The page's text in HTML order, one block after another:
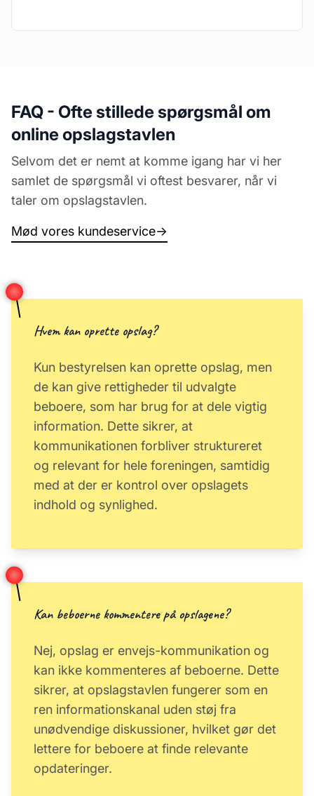
FAQ - Ofte stillede spørgsmål om
online opslagstavlen
Selvom det er nemt at komme igang har vi her
samlet de spørgsmål vi oftest besvarer, når vi
taler om opslagstavlen.
Mød vores kundeservice→
Hvem kan oprette opslag?
Kun bestyrelsen kan oprette opslag, men
de kan give rettigheder til udvalgte
beboere, som har brug for at dele vigtig
information. Dette sikrer, at
kommunikationen forbliver struktureret
og relevant for hele foreningen, samtidig
med at der er kontrol over opslagets
indhold og synlighed.
Kan beboerne kommentere på opslagene?
Nej, opslag er envejs-kommunikation og
kan ikke kommenteres af beboerne. Dette
sikrer, at opslagstavlen fungerer som en
ren informationskanal uden støj fra
unødvendige diskussioner, hvilket gør det
lettere for beboere at finde relevante
opdateringer.